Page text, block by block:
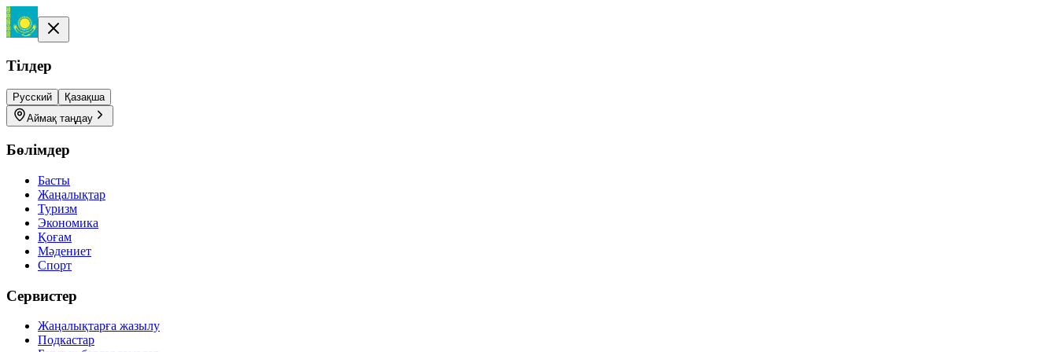
Тілдер
Русский
Қазақша
Аймақ таңдау
Бөлімдер
Басты
Жаңалықтар
Туризм
Экономика
Қоғам
Мәдениет
Спорт
Сервистер
Жаңалықтарға жазылу
Подкастар